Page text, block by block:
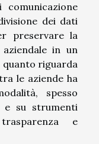
dei dati
preservare la
in un
quanto riguarda
le aziende ha
spesso
e su strumenti
e